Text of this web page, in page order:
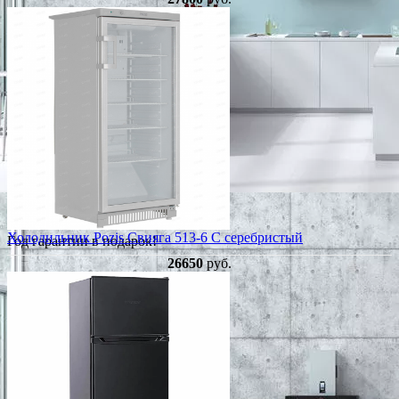
Год гарантии в подарок!
Холодильник Pozis Свияга 513-6 C серебристый
26650руб.